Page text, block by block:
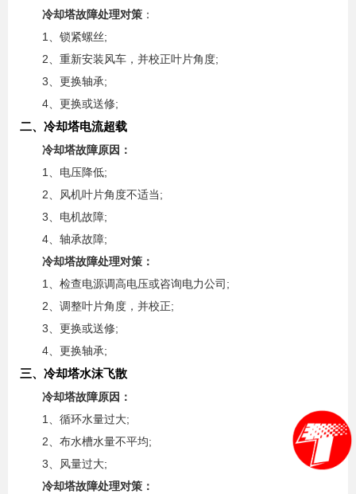
冷却塔故障处理对策 ：
1、锁紧螺丝;
2、重新安装风车，并校正叶片角度;
3、更换轴承;
4、更换或送修;
二、冷却塔电流超载
冷却塔故障原因：
1、电压降低;
2、风机叶片角度不适当;
3、电机故障;
4、轴承故障;
冷却塔故障处理对策：
1、检查电源调高电压或咨询电力公司;
2、调整叶片角度，并校正;
3、更换或送修;
4、更换轴承;
三、冷却塔水沫飞散
冷却塔故障原因：
1、循环水量过大;
2、布水槽水量不平均;
3、风量过大;
冷却塔故障处理对策：